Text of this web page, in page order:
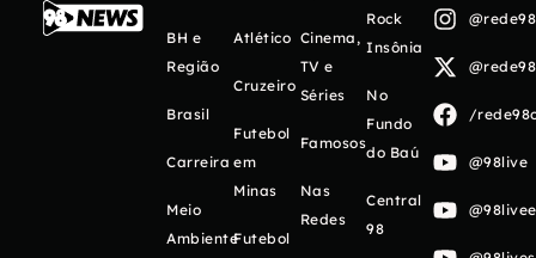
BH e
Região
Brasil
Carreira
Meio
Ambiente
Atlético
Cruzeiro
Futebol
em
Minas
Futebol
Cinema,
TV e
Séries
Famosos
Nas
Redes
Rock
Insônia
No
Fundo
do Baú
Central
98
/
@98live